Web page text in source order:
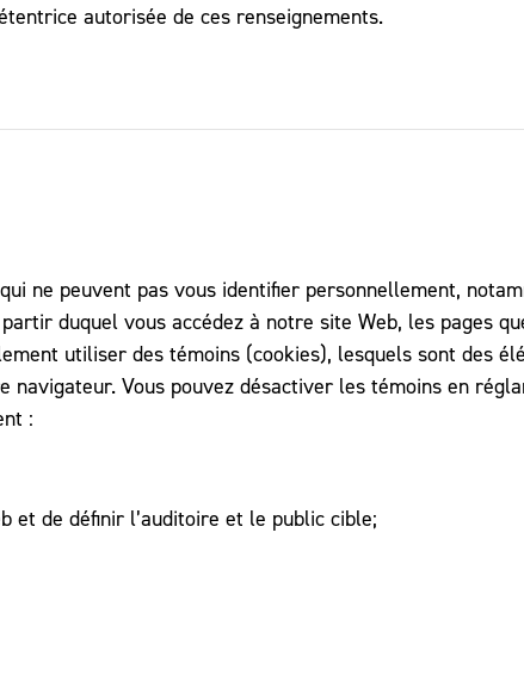
autorisée de ces renseignements.
ne peuvent pas vous identifier personnellement,
duquel vous accédez à notre site Web, les pages
utiliser des témoins (cookies), lesquels sont des
Vous pouvez désactiver les témoins en
:
et de définir l’auditoire et le public cible;